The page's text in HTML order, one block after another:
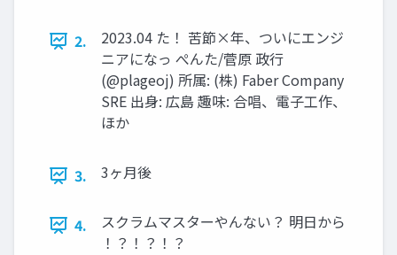
2.
2023.04 た！ 苦節×年、ついにエンジ
ニアになっ ぺんた/菅原 政行
(@plageoj) 所属: (株) Faber Company
SRE 出身: 広島 趣味: 合唱、電子工作、
ほか
3. 3ヶ月後
4.
スクラムマスターやんない？ 明日から
！？！？！？